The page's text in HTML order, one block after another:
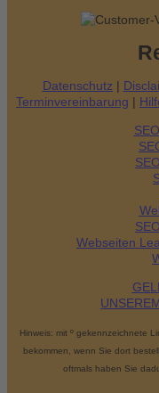
Datenschutz |
Terminvereinbarung |
Webseiten
Hinweis: mit º gekennzeichnete
bekommen, wenn Sie dort
oftmals haben Sie